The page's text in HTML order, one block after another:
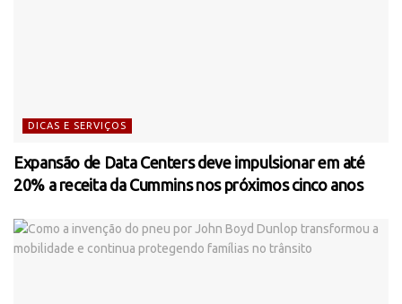
DICAS E SERVIÇOS
Expansão de Data Centers deve impulsionar em até
20% a receita da Cummins nos próximos cinco anos